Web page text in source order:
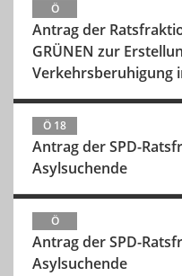
Ö
Antrag der
GRÜNEN zur
Verkehrsberuhigung
Ö 18
Antrag der SPD-
Asylsuchende
Ö
Antrag der SPD-
Asylsuchende